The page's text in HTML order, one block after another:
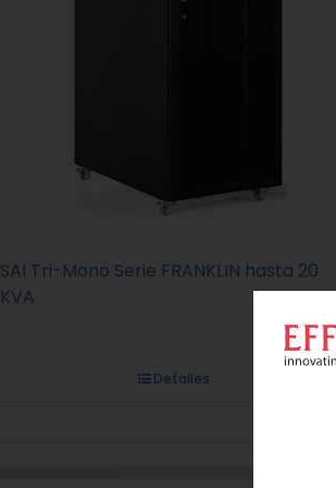
SAI Tri-Mono Serie FRANKLIN hasta 20
KVA
Detalles